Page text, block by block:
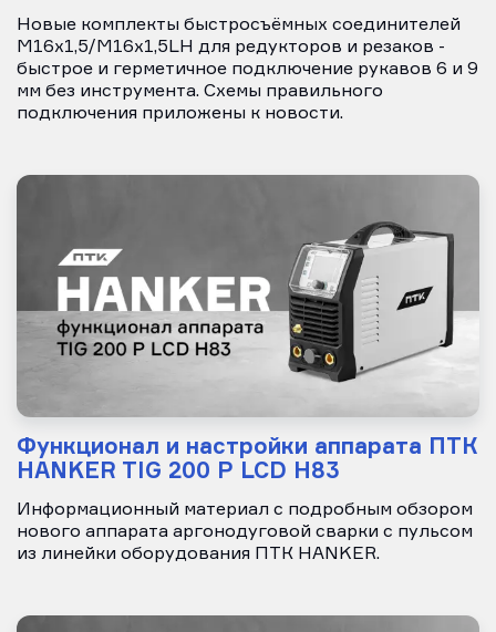
Новые комплекты быстросъёмных соединителей
М16х1,5/М16х1,5LH для редукторов и резаков -
быстрое и герметичное подключение рукавов 6 и 9
мм без инструмента. Схемы правильного
подключения приложены к новости.
Функционал и настройки аппарата ПТК
HANKER TIG 200 P LCD H83
Информационный материал с подробным обзором
нового аппарата аргонодуговой сварки с пульсом
из линейки оборудования ПТК HANKER.